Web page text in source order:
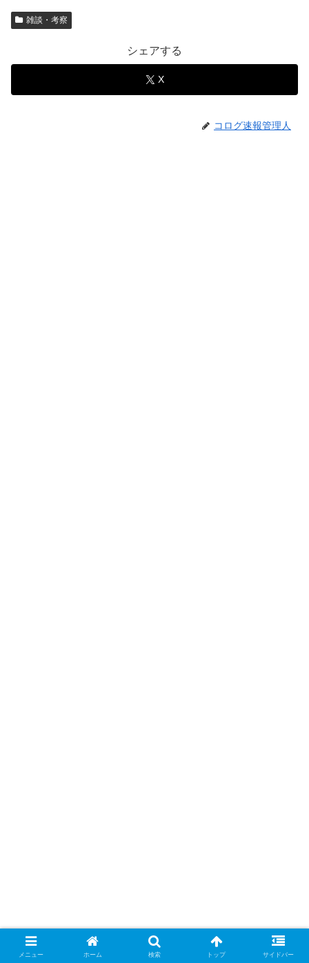
雑談・考察
シェアする
X
コログ速報管理人
メニュー ホーム 検索 トップ サイドバー